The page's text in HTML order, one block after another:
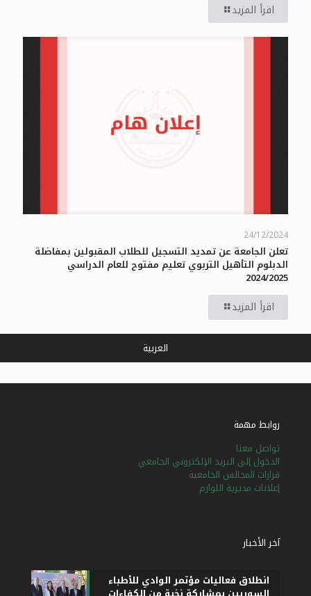
اقرأ المزيد
24/12/2024
تعلن الجامعة عن تمديد التسجيل للطلاب المقبولين بمفاضلة
الدبلوم التأهيل التربوي تعليم مفتوح للعام الدراسي
2024/2025
اقرأ المزيد
روابط مهمة
تواصل معنا
الدخول إلى البريد الإلكتروني الجامعي
قرارات المجالس الجامعية
إعلانات مديرية اللوازم
آخر الأخبار
انطلاق فعاليات مؤتمر الوادي للأطباء
العربية